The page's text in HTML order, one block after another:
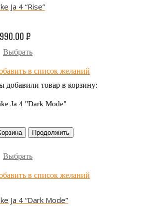
Ja 4 “Rise”
₽
Выбрать
в список желаний
добавили товар в корзину:
Ja 4 "Dark Mode"
Продолжить
Выбрать
в список желаний
Ja 4 “Dark Mode”